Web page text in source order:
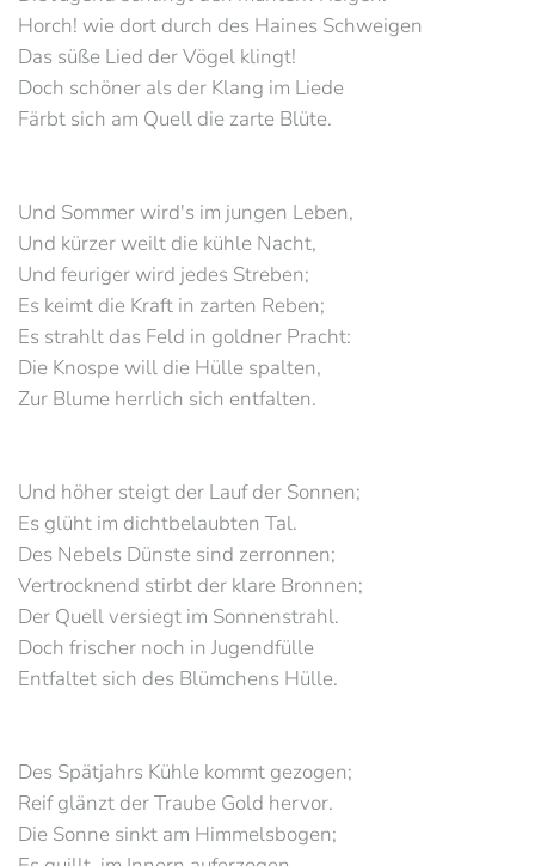
Horch! wie dort durch des Haines Schweigen
Das süße Lied der Vögel klingt!
Doch schöner als der Klang im Liede
Färbt sich am Quell die zarte Blüte.
Und Sommer wird's im jungen Leben,
Und kürzer weilt die kühle Nacht,
Und feuriger wird jedes Streben;
Es keimt die Kraft in zarten Reben;
Es strahlt das Feld in goldner Pracht:
Die Knospe will die Hülle spalten,
Zur Blume herrlich sich entfalten.
Und höher steigt der Lauf der Sonnen;
Es glüht im dichtbelaubten Tal.
Des Nebels Dünste sind zerronnen;
Vertrocknend stirbt der klare Bronnen;
Der Quell versiegt im Sonnenstrahl.
Doch frischer noch in Jugendfülle
Entfaltet sich des Blümchens Hülle.
Des Spätjahrs Kühle kommt gezogen;
Reif glänzt der Traube Gold hervor.
Die Sonne sinkt am Himmelsbogen;